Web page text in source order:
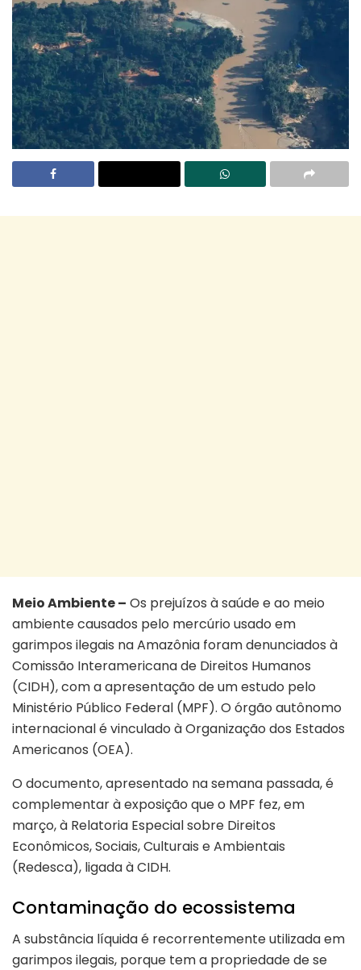
Meio Ambiente – Os prejuízos à saúde e ao meio
ambiente causados pelo mercúrio usado em
garimpos ilegais na Amazônia foram denunciados à
Comissão Interamericana de Direitos Humanos
(CIDH), com a apresentação de um estudo pelo
Ministério Público Federal (MPF). O órgão autônomo
internacional é vinculado à Organização dos Estados
Americanos (OEA).
O documento, apresentado na semana passada, é
complementar à exposição que o MPF fez, em
março, à Relatoria Especial sobre Direitos
Econômicos, Sociais, Culturais e Ambientais
(Redesca), ligada à CIDH.
Contaminação do ecossistema
A substância líquida é recorrentemente utilizada em
garimpos ilegais, porque tem a propriedade de se